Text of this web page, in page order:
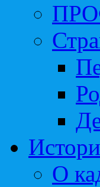
О